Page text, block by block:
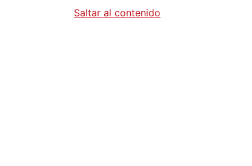
Saltar al contenido